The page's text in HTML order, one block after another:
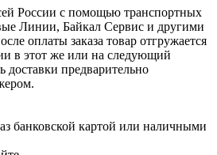
России с помощью транспортных
Линии, Байкал Сервис и другими
оплаты заказа товар отгружается
в этот же или на следующий
доставки предварительно
банковской картой или наличными